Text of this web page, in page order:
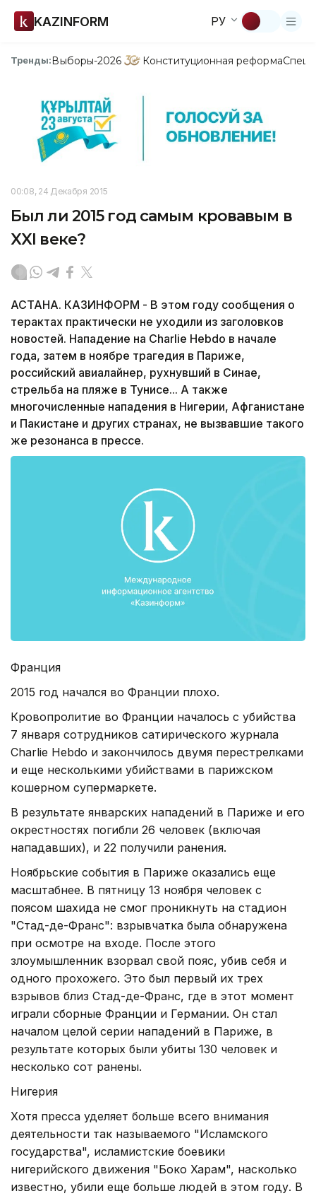
KAZINFORM РУ
Тренды:Выборы-2026 Конституционная реформа
00:08, 24 Декабря 2015
Был ли 2015 год самым кровавым в
XXI веке?
АСТАНА. КАЗИНФОРМ - В этом году сообщения о
терактах практически не уходили из заголовков
новостей. Нападение на Charlie Hebdo в начале
года, затем в ноябре трагедия в Париже,
российский авиалайнер, рухнувший в Синае,
стрельба на пляже в Тунисе... А также
многочисленные нападения в Нигерии, Афганистане
и Пакистане и других странах, не вызвавшие такого
же резонанса в прессе.
Франция
2015 год начался во Франции плохо.
Кровопролитие во Франции началось с убийства
7 января сотрудников сатирического журнала
Charlie Hebdo и закончилось двумя перестрелками
и еще несколькими убийствами в парижском
кошерном супермаркете.
В результате январских нападений в Париже и его
окрестностях погибли 26 человек (включая
нападавших), и 22 получили ранения.
Ноябрьские события в Париже оказались еще
масштабнее. В пятницу 13 ноября человек с
поясом шахида не смог проникнуть на стадион
"Стад-де-Франс": взрывчатка была обнаружена
при осмотре на входе. После этого
злоумышленник взорвал свой пояс, убив себя и
одного прохожего. Это был первый их трех
взрывов близ Стад-де-Франс, где в этот момент
играли сборные Франции и Германии. Он стал
началом целой серии нападений в Париже, в
результате которых были убиты 130 человек и
несколько сот ранены.
Нигерия
Хотя пресса уделяет больше всего внимания
деятельности так называемого "Исламского
государства", исламистские боевики
нигерийского движения "Боко Харам", насколько
известно, убили еще больше людей в этом году. В